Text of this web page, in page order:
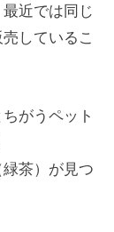
近では同じ
しているこ
がうペット
茶）が見つ